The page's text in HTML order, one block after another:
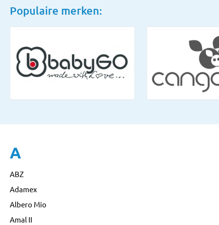
Populaire merken:
A
ABZ
Adamex
Albero Mio
Amal II